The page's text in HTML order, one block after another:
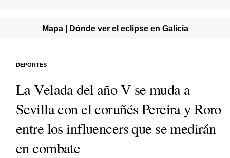
Mapa | Dónde ver el eclipse en Galicia
La Velada del año V se muda a
Sevilla con el coruñés Pereira y Roro
entre los influencers que se medirán
en combate
DEPORTES